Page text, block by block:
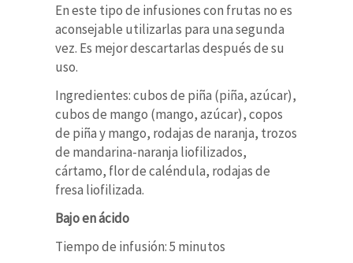
En este tipo de infusiones con frutas no es
aconsejable utilizarlas para una segunda
vez. Es mejor descartarlas después de su
uso.
Ingredientes: cubos de piña (piña, azúcar),
cubos de mango (mango, azúcar), copos
de piña y mango, rodajas de naranja, trozos
de mandarina-naranja liofilizados,
cártamo, flor de caléndula, rodajas de
fresa liofilizada.
Bajo en ácido
Tiempo de infusión: 5 minutos